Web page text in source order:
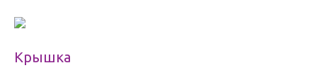
Крышка